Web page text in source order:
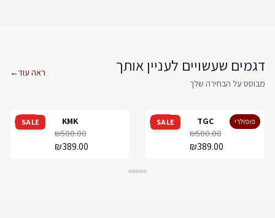
דגמים שעשויים לעניין אותך
מבוסס על הבחירה שלך
ראה עוד←
פופולרי מבצע
SALE
TGC
₪500.00
₪389.00
מבצע
SALE
KMK
₪500.00
₪389.00